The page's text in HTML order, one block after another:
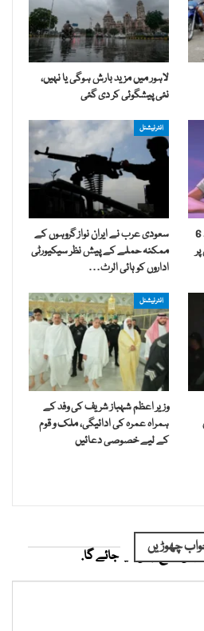
لاہور میں مزید بارش ہوگی یا نہیں،
نئی پیشگوئی کر دی گئی
انتظار کی گھڑیاں ختم! جی ٹی اے 6
انٹرنیشنل
سعودی عرب نے ایران نواز گروہوں کے
ممکنہ حملے کے پیش نظر سیکیورٹی
اداروں کو ہائی الرٹ…
انٹرنیشنل
وزیر اعظم شہباز شریف کی وفد کے
ہمراہ عمرہ کی ادائیگی، ملک و قوم
کے لیے خصوصی دعائیں
چھوڑیں
شائع نہیں کیا جائے گا.